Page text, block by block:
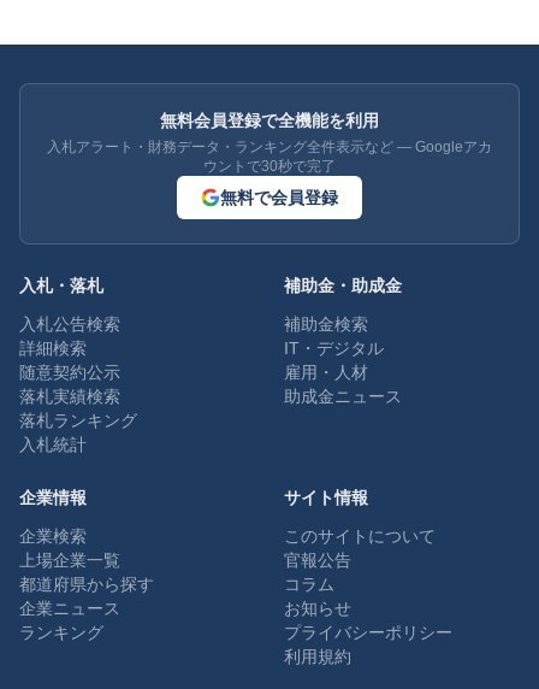
無料会員登録で全機能を利用
入札アラート・財務データ・ランキング全件表示など — Googleアカ
ウントで30秒で完了
無料で会員登録
入札・落札
入札公告検索
詳細検索
随意契約公示
落札実績検索
落札ランキング
入札統計
補助金・助成金
補助金検索
IT・デジタル
雇用・人材
助成金ニュース
企業情報
企業検索
上場企業一覧
都道府県から探す
企業ニュース
ランキング
サイト情報
このサイトについて
官報公告
コラム
お知らせ
プライバシーポリシー
利用規約